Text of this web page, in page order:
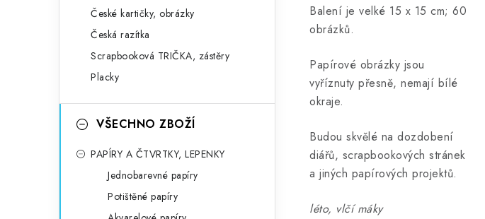
České kartičky, obrázky
Česká razítka
Scrapbooková TRIČKA, zástěry
Placky
VŠECHNO ZBOŽÍ
PAPÍRY A ČTVRTKY, LEPENKY
Jednobarevné papíry
Potištěné papíry
Balení je velké 15 x 15 cm; 60
obrázků.
Papírové obrázky jsou
vyříznuty přesně, nemají bílé
okraje.
Budou skvělé na dozdobení
diářů, scrapbookových stránek
a jiných papírových projektů.
léto, vlčí máky